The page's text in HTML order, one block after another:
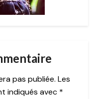
pas publiée. Les
indiqués avec *